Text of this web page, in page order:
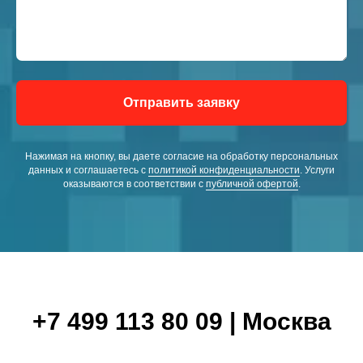
Отправить заявку
Нажимая на кнопку, вы даете согласие на обработку персональных
данных и соглашаетесь c политикой конфиденциальности . Услуги
оказываются в соответствии с публичной офертой
+7 499 113 80 09 | Москва